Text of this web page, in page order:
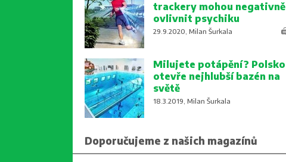
trackery mohou negativně
ovlivnit psychiku
29.9.2020, Milan Šurkala
Milujete potápění? Polsko
otevře nejhlubší bazén na
světě
18.3.2019, Milan Šurkala
Doporučujeme z našich magazínů
Doporučené fotoaparáty: prosinec
2024